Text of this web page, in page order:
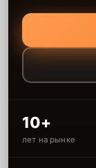
10+
лет на рынке